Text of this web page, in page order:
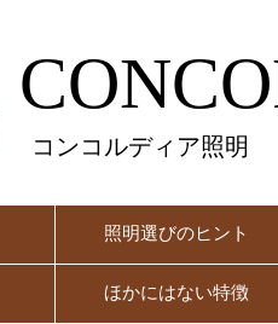
コンコルディア照明
照明選びのヒント
ほかにはない特徴